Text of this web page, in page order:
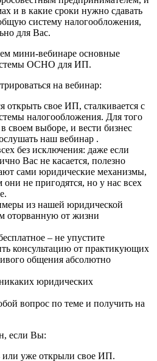
и в какие сроки нужно сдавать
систему налогообложения,
для Вас.
мини-вебинаре основные
ОСНО для ИП.
на вебинар:
свое ИП, сталкивается с
налогообложения. Для того
своем выборе, и вести бизнес
наш вебинар .
без исключения: даже если
Вас не касается, полезно
сами юридические механизмы,
не пригодятся, но у нас всех
из нашей юридической
оторванную от жизни
– не упустите
консультацию от практикующих
общения абсолютно
юридических
вопрос по теме и получить на
если Вы:
или уже открыли свое ИП.